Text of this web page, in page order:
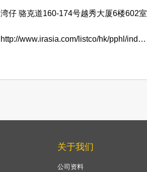
湾仔 骆克道160-174号越秀大厦6楼602室
http://www.irasia.com/listco/hk/pphl/index.htm
关于我们
公司资料